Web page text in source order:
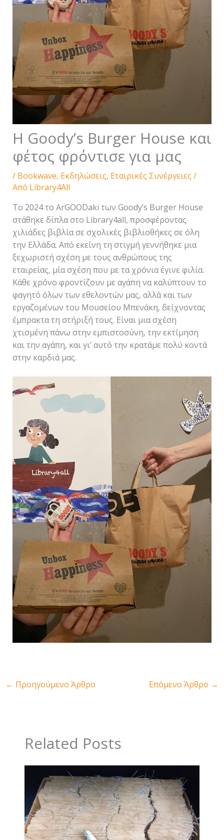
H Goody’s Burger House και
φέτος φρόντισε για μας
/ Bookwave, Εκδηλώσεις, Εταιρικές Συνέργειες /
Από Library4All
Το 2024 το ArGOODaki των Goody’s Burger House
στάθηκε δίπλα στο Library4all, προσφέροντας
χιλιάδες βιβλία σε σχολικές βιβλιοθήκες σε όλη
την Ελλάδα. Από εκείνη τη στιγμή γεννήθηκε μια
ξεχωριστή σχέση με τους ανθρώπους της
εταιρείας, μία σχέση που με τα χρόνια έγινε φιλία.
Κάθε χρόνο φροντίζουν με αγάπη να καλύπτουν το
φαγητό όλων των εθελοντών μας, αλλά και των
εργαζομένων του Μουσείου Μπενάκη, δείχνοντας
έμπρακτα τη στήριξή τους. Είναι μια σχέση
χτισμένη πάνω στην εμπιστοσύνη, την εκτίμηση
και την αγάπη, και γι’ αυτό την κρατάμε πολύ κοντά
στην καρδιά μας.
← Προηγούμενο Άρθρο Επόμενο Άρθρο →
Related Posts